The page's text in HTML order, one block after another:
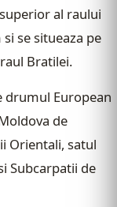
al raului
se situeaza pe
Bratilei.
drumul European
de
Orientali, satul
Subcarpatii de